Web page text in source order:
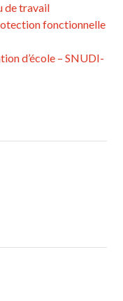
de travail
fonctionnelle
d’école – SNUDI-